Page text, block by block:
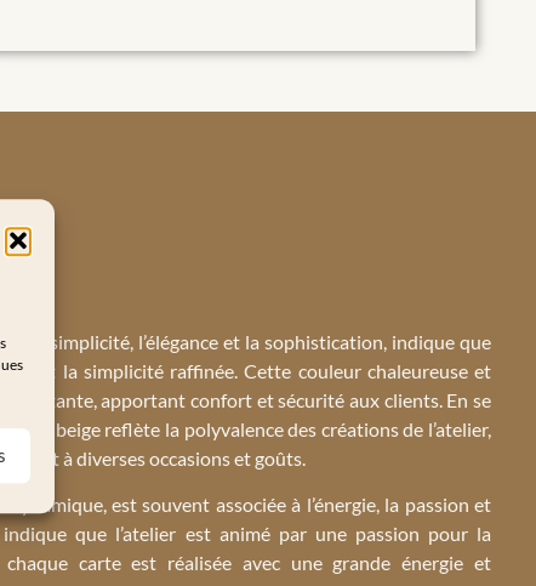
à la simplicité, l’élégance et la sophistication, indique que
et la simplicité raffinée. Cette couleur chaleureuse et
invitante, apportant confort et sécurité aux clients. En se
le beige reflète la polyvalence des créations de l’atelier,
à diverses occasions et goûts.
dynamique, est souvent associée à l’énergie, la passion et
indique que l’atelier est animé par une passion pour la
carte est réalisée avec une grande énergie et